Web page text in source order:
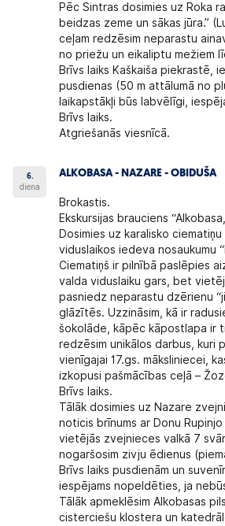
Pēc Sintras dosimies uz Roka
beidzas zeme un sākas jūra.”
ceļam redzēsim neparastu
no priežu un eikaliptu mežiem
Brīvs laiks Kaškaiša piekrastē,
pusdienas (50 m attālumā no
laikapstākļi būs labvēlīgi,
Brīvs laiks.
Atgriešanās viesnīcā.
6.
diena
ALKOBASA - NAZARE - OBIDUŠA
Brokastis.
Ekskursijas brauciens
Dosimies uz karalisko
viduslaikos iedeva nosaukumu
Ciematiņš ir pilnībā paslēpies
valda viduslaiku gars, bet
pasniedz neparastu dzērienu
glāzītēs. Uzzināsim, kā ir
šokolāde, kāpēc kāpostlapa ir
redzēsim unikālos darbus, kuri
vienīgajai 17.gs. māksliniecei,
izkopusi pašmācības ceļā –
Brīvs laiks.
Tālāk dosimies uz Nazare
noticis brīnums ar Donu
vietējās zvejnieces valkā 7
nogaršosim zivju ēdienus
Brīvs laiks pusdienām un
iespējams nopeldēties, ja
Tālāk apmeklēsim Alkobasas
cisterciešu klostera un